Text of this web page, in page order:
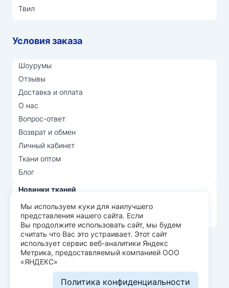
Твил
Условия заказа
Шоурумы
Отзывы
Доставка и оплата
О нас
Вопрос-ответ
Возврат и обмен
Личный кабинет
Ткани оптом
Блог
Новинки тканей
Распродажа тканей
Лидеры продаж
© Арт Текс — продажа тканей оптом, 2026
Пользовательское соглашение
Политика конфиденциальности
Мы используем куки для наилучшего
представления нашего сайта. Если
Вы продолжите использовать сайт, мы будем
считать что Вас это устраивает. Этот сайт
использует сервис веб-аналитики Яндекс
Метрика, предоставляемый компанией ООО
«ЯНДЕКС»
Политика конфиденциальности